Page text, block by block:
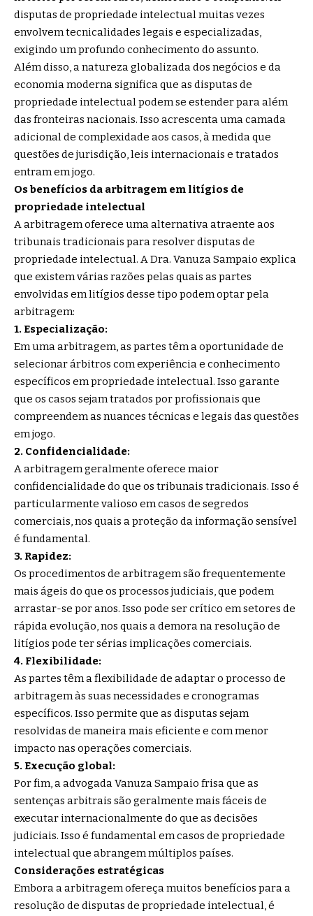
disputas de propriedade intelectual muitas vezes
envolvem tecnicalidades legais e especializadas,
exigindo um profundo conhecimento do assunto.
Além disso, a natureza globalizada dos negócios e da
economia moderna significa que as disputas de
propriedade intelectual podem se estender para além
das fronteiras nacionais. Isso acrescenta uma camada
adicional de complexidade aos casos, à medida que
questões de jurisdição, leis internacionais e tratados
entram em jogo.
Os benefícios da arbitragem em litígios de
propriedade intelectual
A arbitragem oferece uma alternativa atraente aos
tribunais tradicionais para resolver disputas de
propriedade intelectual. A Dra. Vanuza Sampaio explica
que existem várias razões pelas quais as partes
envolvidas em litígios desse tipo podem optar pela
arbitragem:
1. Especialização:
Em uma arbitragem, as partes têm a oportunidade de
selecionar árbitros com experiência e conhecimento
específicos em propriedade intelectual. Isso garante
que os casos sejam tratados por profissionais que
compreendem as nuances técnicas e legais das questões
em jogo.
2. Confidencialidade:
A arbitragem geralmente oferece maior
confidencialidade do que os tribunais tradicionais. Isso é
particularmente valioso em casos de segredos
comerciais, nos quais a proteção da informação sensível
é fundamental.
3. Rapidez:
Os procedimentos de arbitragem são frequentemente
mais ágeis do que os processos judiciais, que podem
arrastar-se por anos. Isso pode ser crítico em setores de
rápida evolução, nos quais a demora na resolução de
litígios pode ter sérias implicações comerciais.
4. Flexibilidade:
As partes têm a flexibilidade de adaptar o processo de
arbitragem às suas necessidades e cronogramas
específicos. Isso permite que as disputas sejam
resolvidas de maneira mais eficiente e com menor
impacto nas operações comerciais.
5. Execução global:
Por fim, a advogada Vanuza Sampaio frisa que as
sentenças arbitrais são geralmente mais fáceis de
executar internacionalmente do que as decisões
judiciais. Isso é fundamental em casos de propriedade
intelectual que abrangem múltiplos países.
Considerações estratégicas
Embora a arbitragem ofereça muitos benefícios para a
resolução de disputas de propriedade intelectual, é